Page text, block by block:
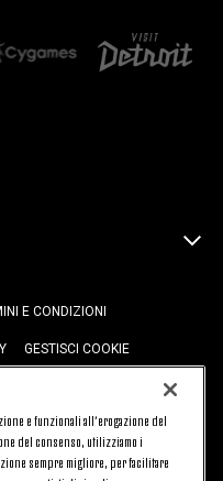
E CONDIZIONI
GESTISCI COOKIE
e funzionali all’erogazione del
del consenso, utilizziamo i
sempre migliore, per facilitare